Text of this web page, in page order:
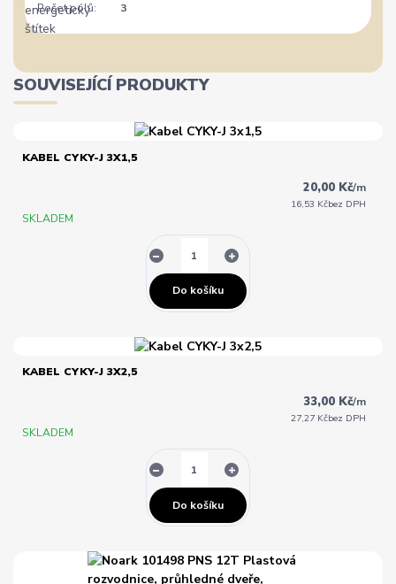
Počet pólů: 3
SOUVISEJÍCÍ PRODUKTY
KABEL CYKY-J 3X1,5
20,00 Kč/m
16,53 Kčbez DPH
SKLADEM
Do košíku
KABEL CYKY-J 3X2,5
33,00 Kč/m
27,27 Kčbez DPH
SKLADEM
Do košíku